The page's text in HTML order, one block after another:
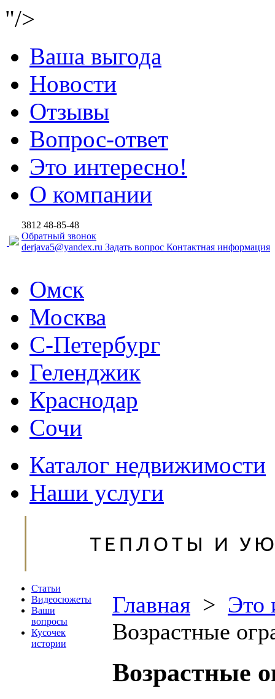
"/>
Ваша выгода
Новости
Отзывы
Вопрос-ответ
Это интересно!
О компании
3812 48-85-48
Обратный звонок
derjava5@yandex.ru Задать вопрос Контактная информация
Омск
Москва
С-Петербург
Геленджик
Краснодар
Сочи
Каталог недвижимости
Наши услуги
Статьи
Видеосюжеты
Ваши
вопросы
Кусочек
истории
Главная > Это
Возрастные
Возрастные